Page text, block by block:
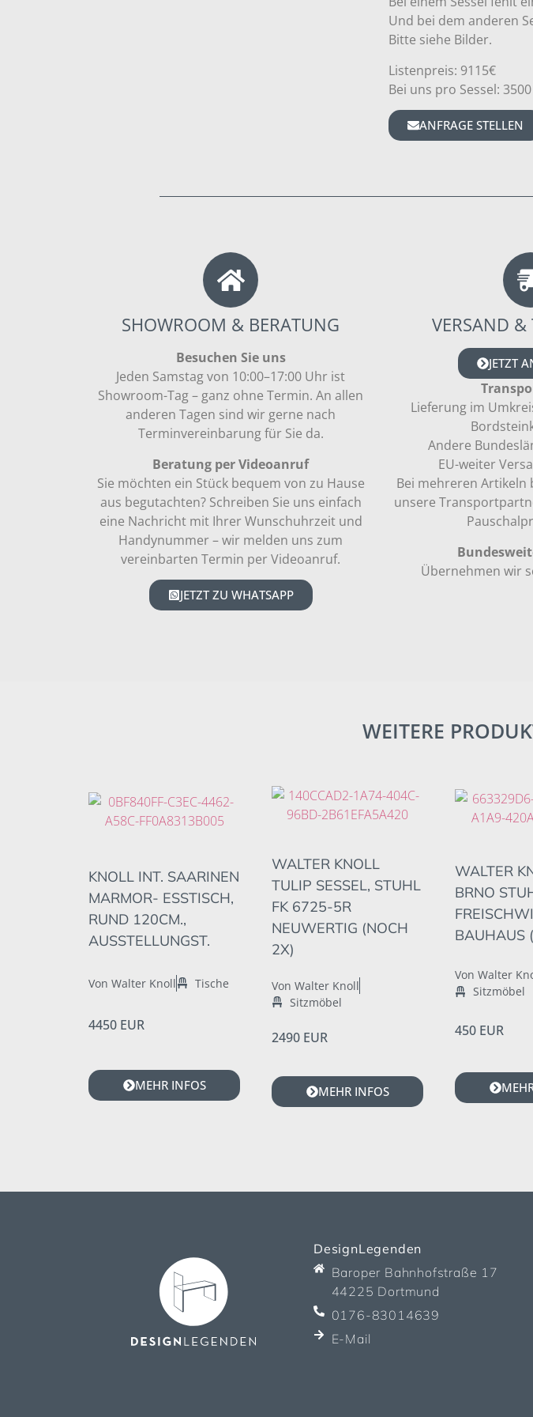
Und bei dem anderen
Bitte siehe Bilder.
Listenpreis: 9115€
Bei uns pro Sessel: 3500
ANFRAGE STELLEN
SHOWROOM & BERATUNG
Besuchen Sie uns
Jeden Samstag von 10:00–17:00 Uhr ist
Showroom-Tag – ganz ohne Termin. An allen
anderen Tagen sind wir gerne nach
Terminvereinbarung für Sie da.
Beratung per Videoanruf
Sie möchten ein Stück bequem von zu Hause
aus begutachten? Schreiben Sie uns einfach
eine Nachricht mit Ihrer Wunschuhrzeit und
Handynummer – wir melden uns zum
vereinbarten Termin per Videoanruf.
JETZT ZU WHATSAPP
VERSAND &
JETZT
Lieferung im
Andere
EU-weiter
Bei mehreren
unsere
Übernehmen wir
WEITERE
KNOLL INT. SAARINEN
MARMOR- ESSTISCH,
RUND 120CM.,
AUSSTELLUNGST.
Von Walter Knoll Tische
4450 EUR
MEHR INFOS
WALTER KNOLL
TULIP SESSEL, STUHL
FK 6725-5R
NEUWERTIG (NOCH
2X)
Von Walter Knoll
Sitzmöbel
2490 EUR
MEHR INFOS
WALTER
BRNO
BAUHAUS
Von Walter
Sitzmöbel
450 EUR
DesignLegenden
Baroper Bahnhofstraße 17
44225 Dortmund
0176-83014639
E-Mail